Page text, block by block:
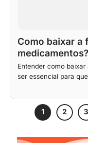
Como baixar a
medicamentos?
Entender como
ser essencial para
1 2 3